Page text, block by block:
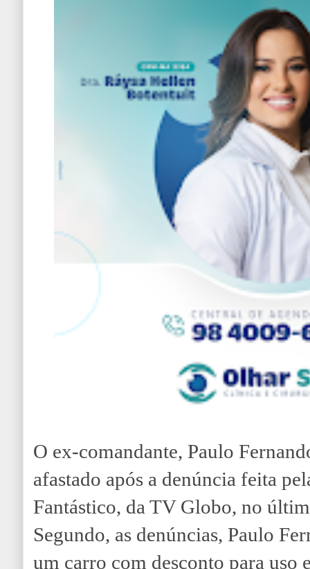
O ex-comandante, Paulo
afastado após a denúncia feita
Fantástico, da TV Globo, no
Segundo, as denúncias, Paulo
um carro com desconto para uso